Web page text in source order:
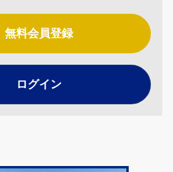
無料会員登録
ログイン